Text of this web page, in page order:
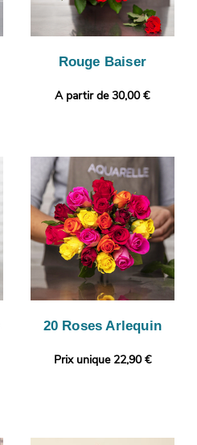
Rouge Baiser
A partir de 30,00 €
20 Roses Arlequin
Prix unique 22,90 €